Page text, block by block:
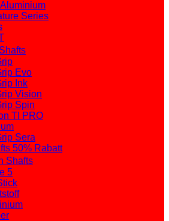
Series
Evo
Ink
Vision
Spin
TI PRO
Sera
50% Rabatt
Shafts
5